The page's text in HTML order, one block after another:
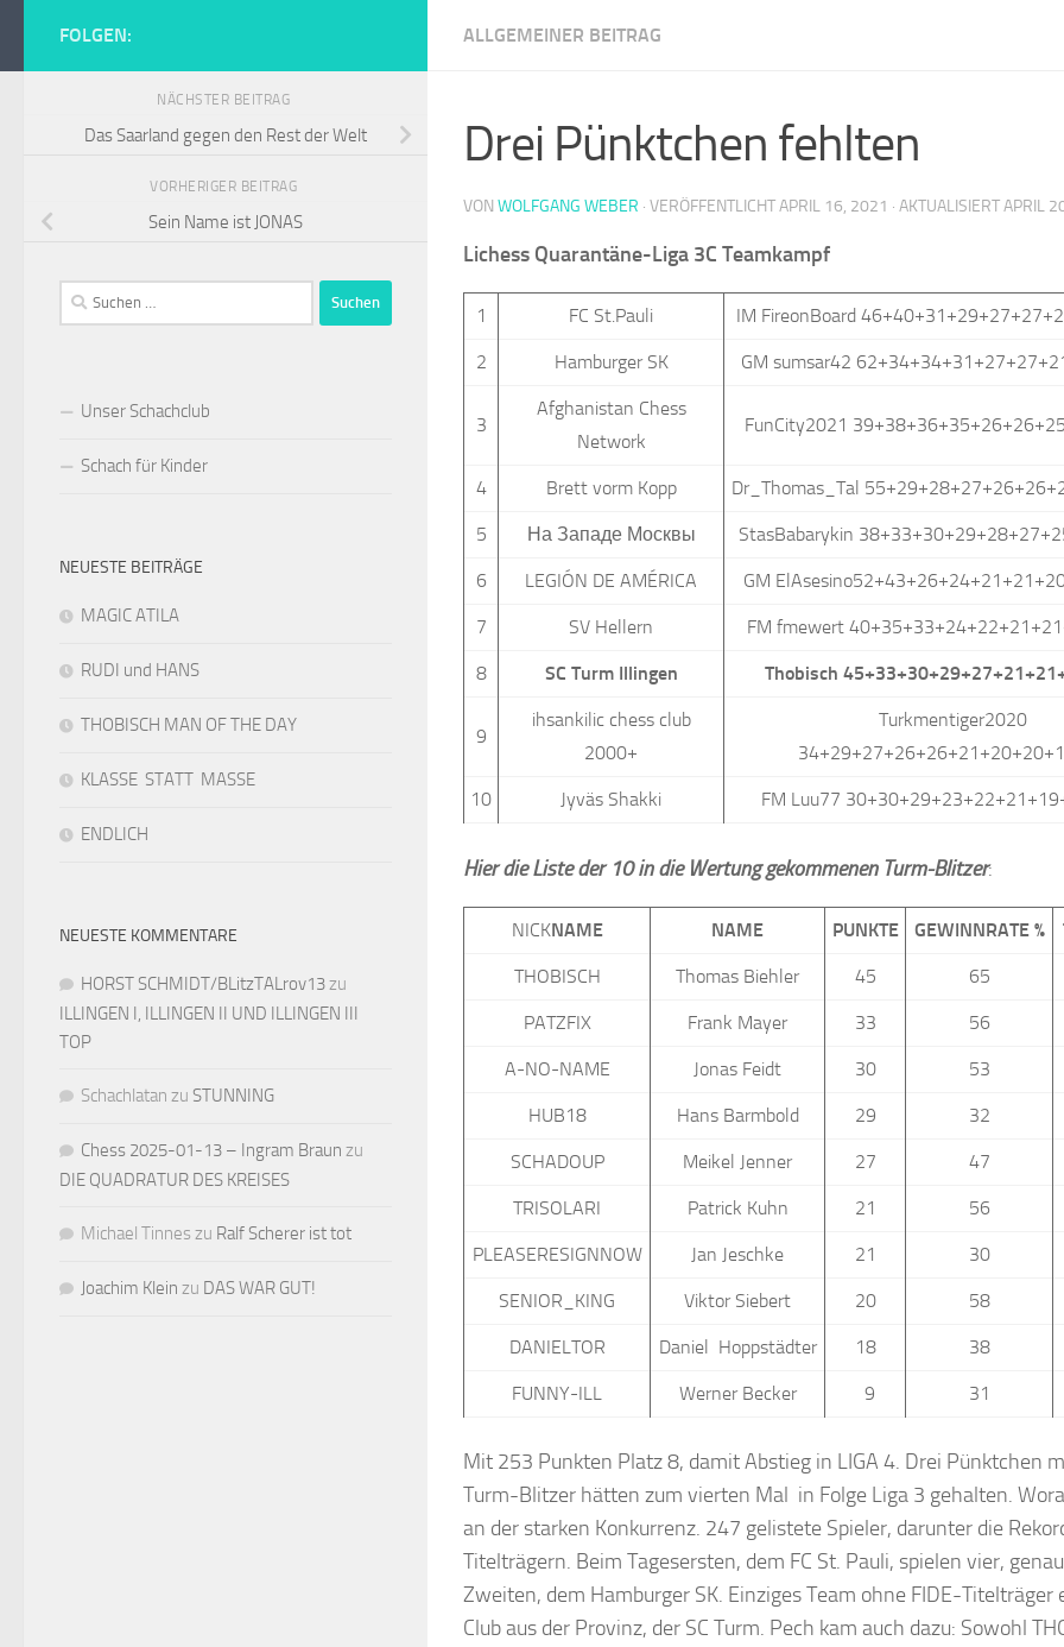
Zum Inhalt springen
Schachclub Turm Illingen
ALLGEMEINER BEITRAG
Drei Pünktchen fehlten
VON WOLFGANG WEBER · VERÖFFENTLICHTAPRIL 16, 2021 · AKTUALISIERTAPRIL
Lichess Quarantäne-Liga 3C Teamkampf
1 FC St.Pauli IM FireonBoard
2 Hamburger SK GM sumsar42
3
Afghanistan Chess
Network
FunCity2021
4 Brett vorm Kopp Dr_Thomas_Tal
5 На Западе Москвы StasBabarykin
6 LEGIÓN DE AMÉRICA GM
7 SV Hellern FM fmewert
8 SC Turm Illingen Thobisch
9
ihsankilic chess club
2000+
Turkmentiger2020
10 Jyväs Shakki FM Luu77
Hier die Liste der 10 in die Wertung gekommenen Turm-Blitzer:
NICKNAME NAME PUNKTE GEWINNRATE %
THOBISCH Thomas Biehler 45 65
PATZFIX Frank Mayer 33 56
A-NO-NAME Jonas Feidt 30 53
HUB18 Hans Barmbold 29 32
SCHADOUP Meikel Jenner 27 47
TRISOLARI Patrick Kuhn 21 56
PLEASERESIGNNOW Jan Jeschke 21 30
SENIOR_KING Viktor Siebert 20 58
DANIELTOR Daniel Hoppstädter 18 38
FUNNY-ILL Werner Becker 9 31
Mit 253 Punkten Platz 8, damit Abstieg in LIGA 4. Drei Pünktchen
Turm-Blitzer hätten zum vierten Mal in Folge Liga 3 gehalten.
an der starken Konkurrenz. 247 gelistete Spieler, darunter die
Titelträgern. Beim Tagesersten, dem FC St. Pauli, spielen vier,
Zweiten, dem Hamburger SK. Einziges Team ohne FIDE-Titelträger
Club aus der Provinz, der SC Turm. Pech kam auch dazu: Sowohl
FOLGEN:
NÄCHSTER BEITRAG
Das Saarland gegen den Rest der Welt
VORHERIGER BEITRAG
Sein Name ist JONAS
Suchen
nach:
Unser Schachclub
Schach für Kinder
NEUESTE BEITRÄGE
MAGIC ATILA
RUDI und HANS
THOBISCH MAN OF THE DAY
KLASSE STATT MASSE
ENDLICH
NEUESTE KOMMENTARE
HORST SCHMIDT/BLitzTALrov13zu
ILLINGEN I, ILLINGEN II UND ILLINGEN III
TOP
Schachlatan zu STUNNING
Chess 2025-01-13 – Ingram Braun zu
DIE QUADRATUR DES KREISES
Michael Tinnes zu Ralf Scherer ist tot
Joachim Klein zu DAS WAR GUT!